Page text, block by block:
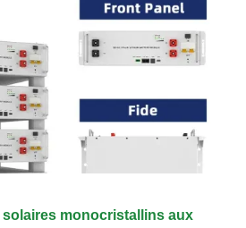
monocristallins aux